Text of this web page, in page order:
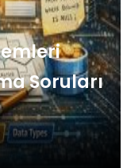
Soruları